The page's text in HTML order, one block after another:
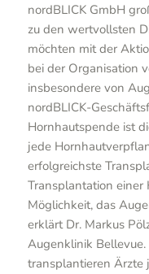
nordBLICK GmbH
zu den wertvollsten
möchten mit der
bei der Organisation
insbesondere von
nordBLICK-
Hornhautspende ist
jede
erfolgreichste
Transplantation einer
Möglichkeit, das
erklärt Dr. Markus
Augenklinik
transplantieren Ärzte